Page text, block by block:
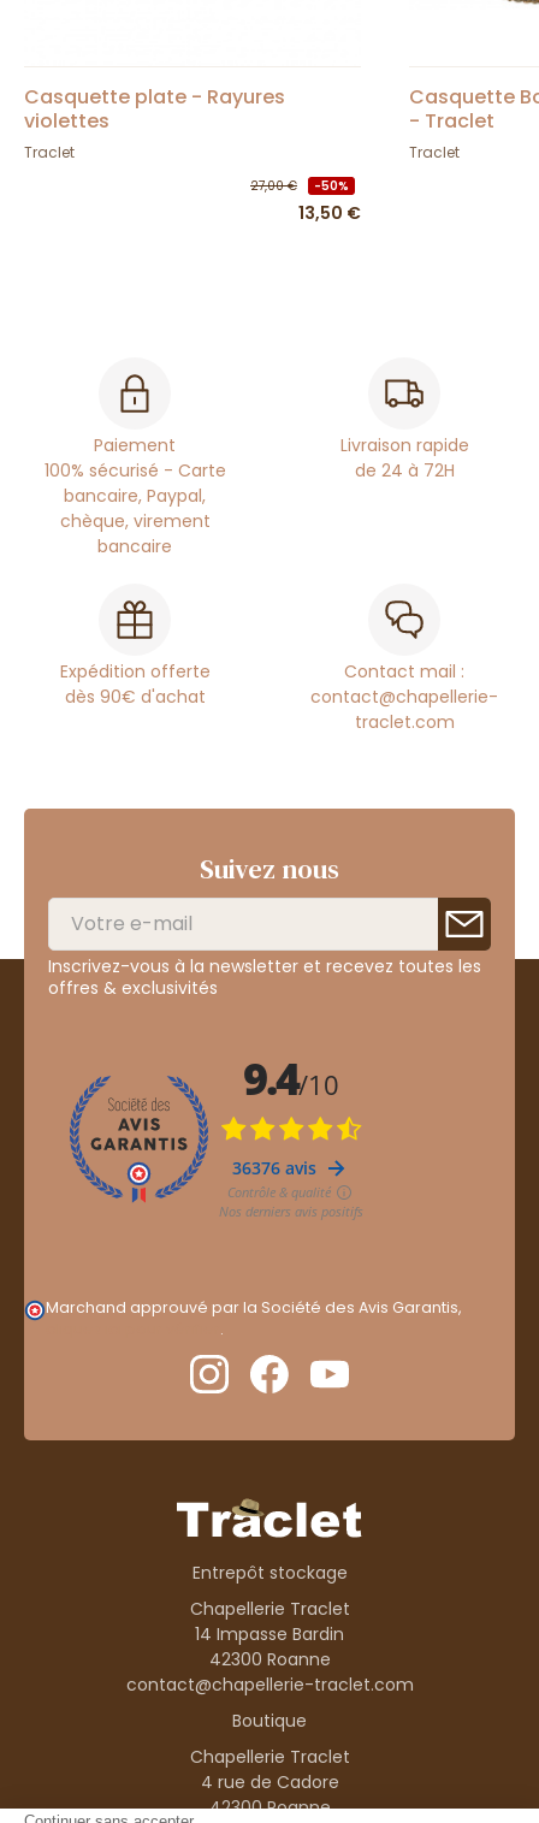
Casquette plate - Rayures
violettes
Traclet
27,00 € -50%
13,50 €
Casquette
- Traclet
Traclet
Paiement
100% sécurisé - Carte
bancaire, Paypal,
chèque, virement
bancaire
Livraison rapide
de 24 à 72H
Expédition offerte
dès 90€ d'achat
Contact mail :
contact@chapellerie-
traclet.com
Suivez nous
Inscrivez-vous à la newsletter et recevez toutes les
offres & exclusivités
Marchand approuvé par la Société des Avis Garantis,
.
Entrepôt stockage
Chapellerie Traclet
14 Impasse Bardin
42300 Roanne
contact@chapellerie-traclet.com
Boutique
Chapellerie Traclet
4 rue de Cadore
42300 Roanne